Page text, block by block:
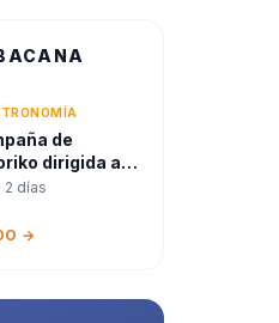
de
dirigida a
y
en
2 días
→